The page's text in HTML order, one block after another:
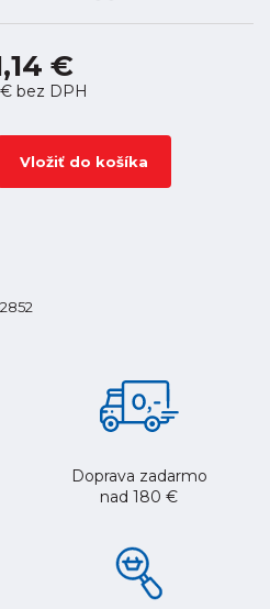
€
€ bez DPH
Vložiť do košíka
Doprava zadarmo
nad 180 €